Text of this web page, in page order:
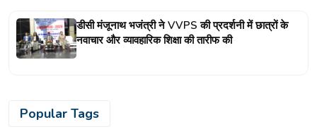
डीसी मंजूनाथ भजंत्री ने VVPS की प्रदर्शनी में छात्रों के
नवाचार और व्यावहारिक शिक्षा की तारीफ की
Popular Tags